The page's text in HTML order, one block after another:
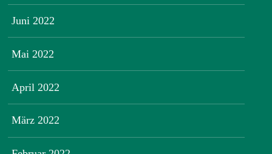
Juni 2022
Mai 2022
April 2022
März 2022